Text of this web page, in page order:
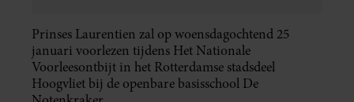
Prinses Laurentien zal op woensdagochtend 25
januari voorlezen tijdens Het Nationale
Voorleesontbijt in het Rotterdamse stadsdeel
Hoogvliet bij de openbare basisschool De